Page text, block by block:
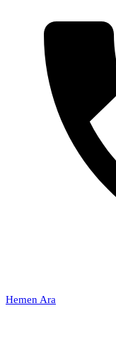
Hemen Ara